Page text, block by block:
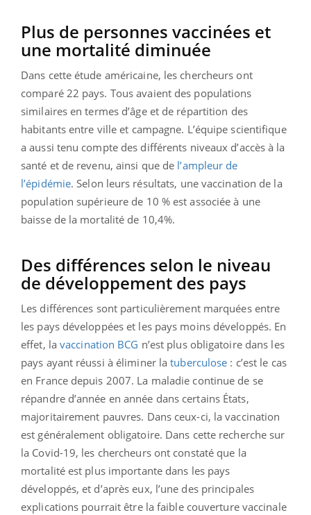
Plus de personnes vaccinées et
une mortalité diminuée
Dans cette étude américaine, les chercheurs ont
comparé 22 pays. Tous avaient des populations
similaires en termes d’âge et de répartition des
habitants entre ville et campagne. L’équipe scientifique
a aussi tenu compte des différents niveaux d’accès à la
santé et de revenu, ainsi que de l’ampleur de
l’épidémie. Selon leurs résultats, une vaccination de la
population supérieure de 10 % est associée à une
baisse de la mortalité de 10,4%.
Des différences selon le niveau
de développement des pays
Les différences sont particulièrement marquées entre
les pays développées et les pays moins développés. En
effet, la vaccination BCG n’est plus obligatoire dans les
pays ayant réussi à éliminer latuberculose : c’est le cas
en France depuis 2007. La maladie continue de se
répandre d’année en année dans certains États,
majoritairement pauvres. Dans ceux-ci, la vaccination
est généralement obligatoire. Dans cette recherche sur
la Covid-19, les chercheurs ont constaté que la
mortalité est plus importante dans les pays
développés, et d’après eux, l’une des principales
explications pourrait être la faible couverture vaccinale